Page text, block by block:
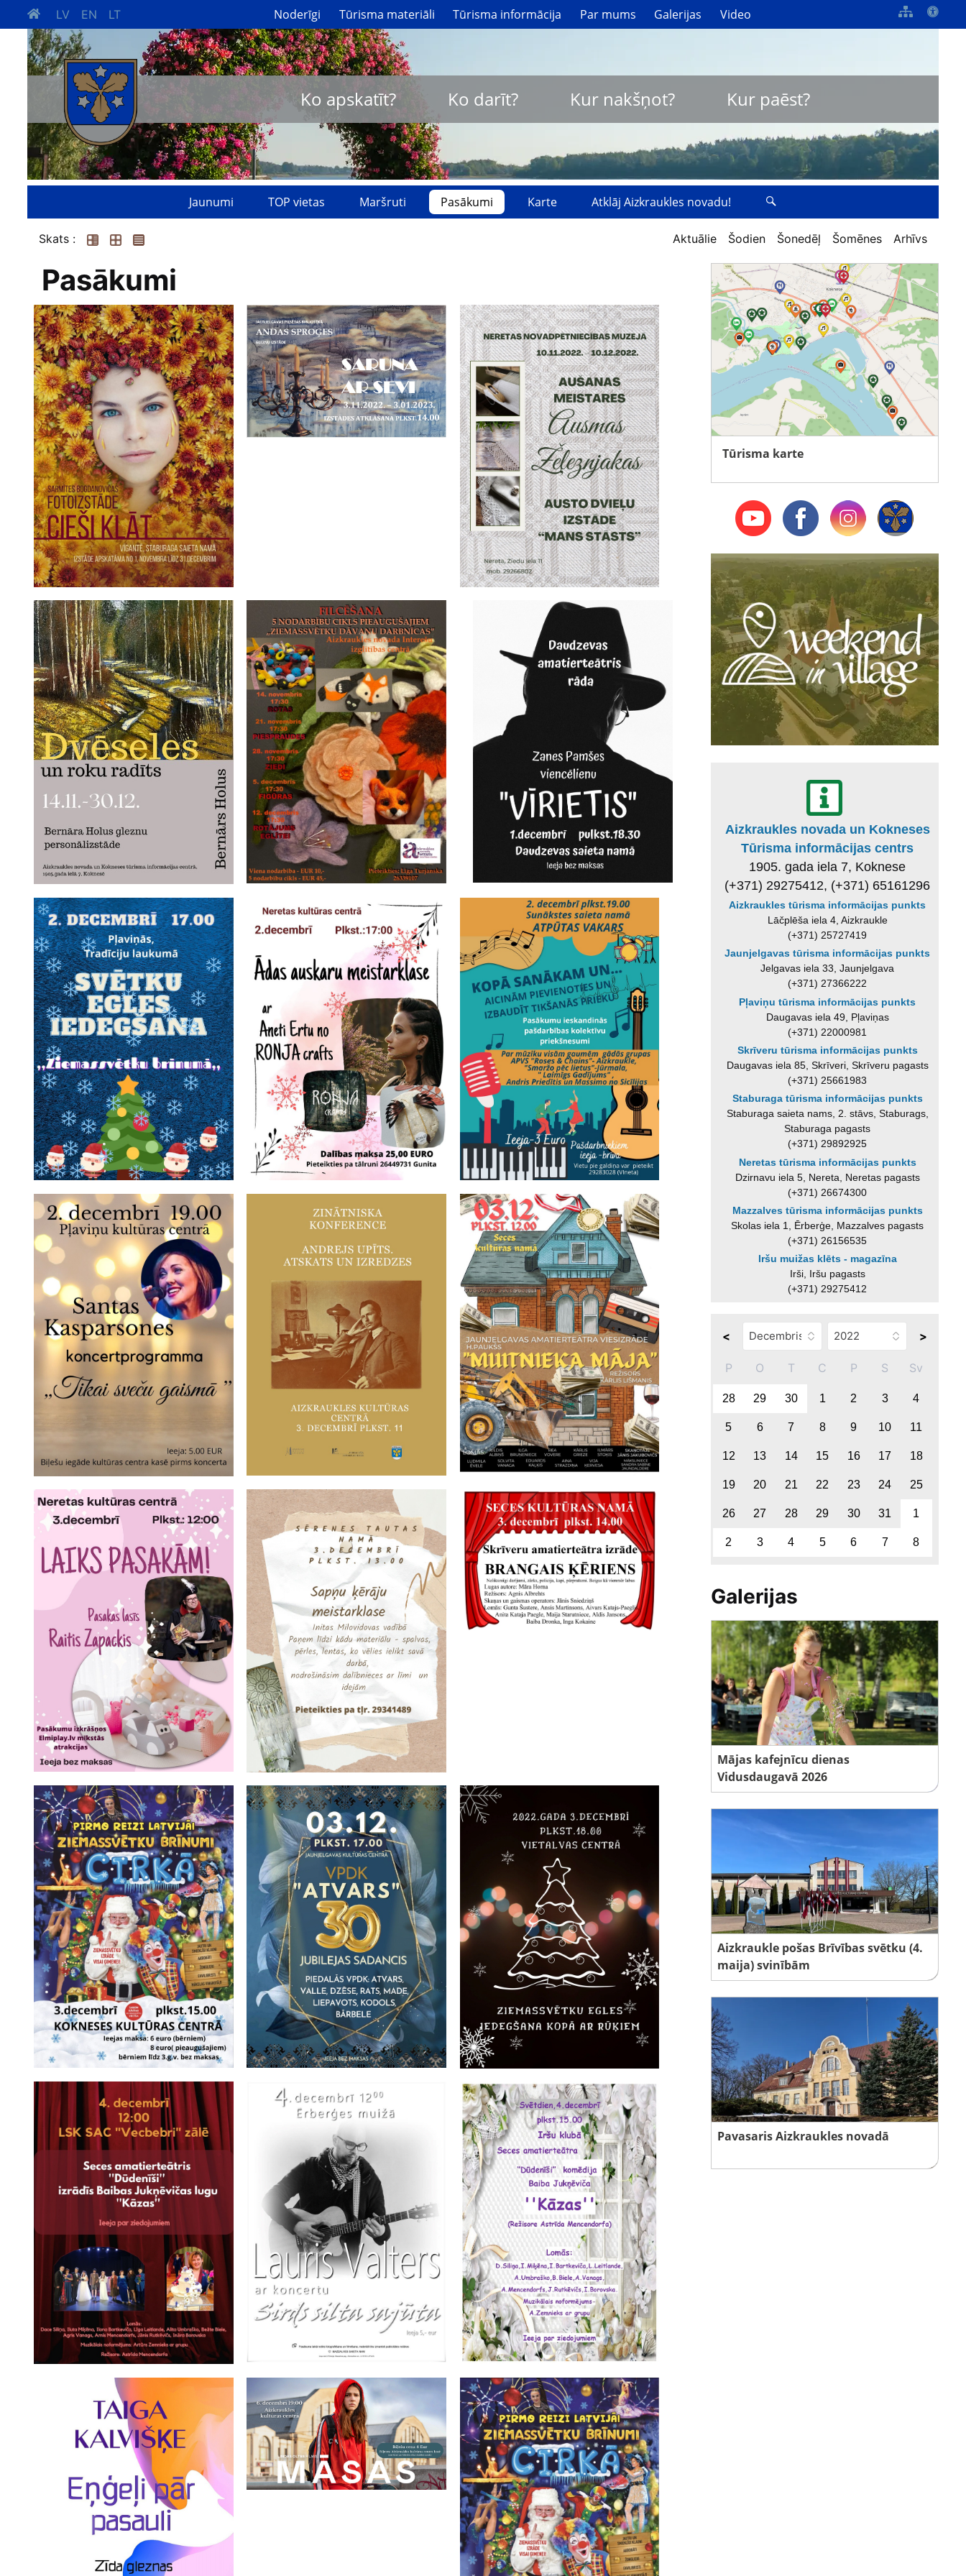
LV EN LT Noderīgi Tūrisma materiāli Tūrisma informācija Par mums Galerijas Video
Ko apskatīt? Ko darīt? Kur nakšņot? Kur paēst?
Jaunumi TOP vietas Maršruti Pasākumi Karte Atklāj Aizkraukles novadu!
Skats : Aktuālie Šodien Šonedēļ Šomēnes Arhīvs
Pasākumi
Tūrisma karte
Aizkraukles novada un Kokneses
Tūrisma informācijas centrs
1905. gada iela 7, Koknese
(+371) 29275412, (+371) 65161296
Aizkraukles tūrisma informācijas punkts
Lāčplēša iela 4, Aizkraukle
(+371) 25727419
Jaunjelgavas tūrisma informācijas punkts
Jelgavas iela 33, Jaunjelgava
(+371) 27366222
Pļaviņu tūrisma informācijas punkts
Daugavas iela 49, Pļaviņas
(+371) 22000981
Skrīveru tūrisma informācijas punkts
Daugavas iela 85, Skrīveri, Skrīveru pagasts
(+371) 25661983
Staburaga tūrisma informācijas punkts
Staburaga saieta nams, 2. stāvs, Staburags,
Staburaga pagasts
(+371) 29892925
Neretas tūrisma informācijas punkts
Dzirnavu iela 5, Nereta, Neretas pagasts
(+371) 26674300
Mazzalves tūrisma informācijas punkts
Skolas iela 1, Ērberģe, Mazzalves pagasts
(+371) 26156535
Iršu muižas klēts - magazīna
Irši, Iršu pagasts
(+371) 29275412
< >
P O T C P S Sv
28 29 30 1 2 3 4
5 6 7 8 9 10 11
12 13 14 15 16 17 18
19 20 21 22 23 24 25
26 27 28 29 30 31 1
2 3 4 5 6 7 8
Galerijas
Mājas kafejnīcu dienas
Vidusdaugavā 2026
Aizkraukle pošas Brīvības svētku (4.
maija) svinībām
Pavasaris Aizkraukles novadā